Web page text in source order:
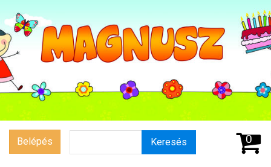
Belépés Keresés 0